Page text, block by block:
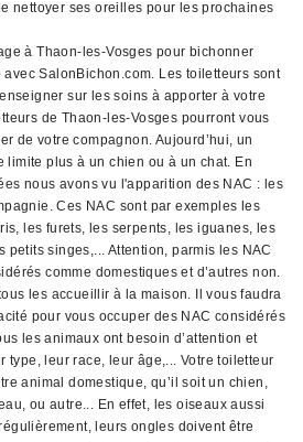
nettoyer ses oreilles pour les prochaines
à Thaon-les-Vosges pour bichonner
SalonBichon.com. Les toiletteurs sont
sur les soins à apporter à votre
de Thaon-les-Vosges pourront vous
de votre compagnon. Aujourd’hui, un
limite plus à un chien ou à un chat. En
nous avons vu l'apparition des NAC : les
Ces NAC sont par exemples les
les furets, les serpents, les iguanes, les
petits singes,... Attention, parmis les NAC
comme domestiques et d’autres non.
les accueillir à la maison. Il vous faudra
pour vous occuper des NAC considérés
les animaux ont besoin d’attention et
type, leur race, leur âge,... Votre toiletteur
animal domestique, qu’il soit un chien,
ou autre... En effet, les oiseaux aussi
leurs ongles doivent être